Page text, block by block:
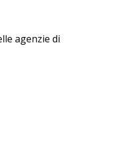
agenzie di